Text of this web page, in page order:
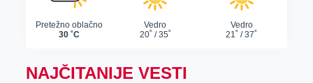
NAJČITANIJE VESTI